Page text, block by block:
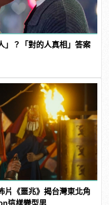
」？「對的人真相」答案
片《噩兆》揭台灣東北角
這樣變型男